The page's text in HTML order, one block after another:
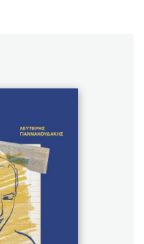
των συναισθημάτων